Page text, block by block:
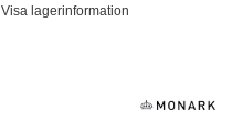
Visa lagerinformation